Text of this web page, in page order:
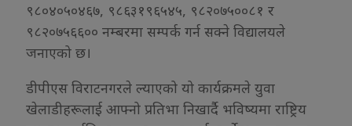
९८०४०५०४६७, ९८६३१९६५४५, ९८२०७५००८१ र
९८२०७५६६०० नम्बरमा सम्पर्क गर्न सक्ने विद्यालयले
जनाएको छ।
डीपीएस विराटनगरले ल्याएको यो कार्यक्रमले युवा
खेलाडीहरूलाई आफ्नो प्रतिभा निखार्दै भविष्यमा राष्ट्रिय